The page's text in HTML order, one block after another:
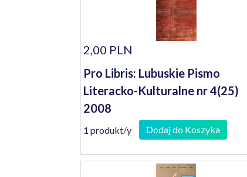
2,00 PLN
Pro Libris: Lubuskie Pismo
Literacko-Kulturalne nr 4(25)
2008
1 produkt/y Dodaj do Koszyka